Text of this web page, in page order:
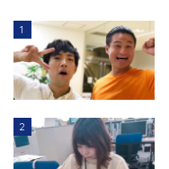
1
2